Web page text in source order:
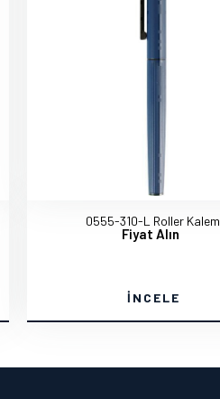
0555-310-L Roller Kalem
Fiyat Alın
İNCELE